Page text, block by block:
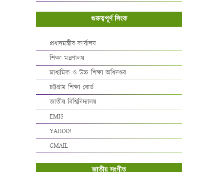
গুরুত্বপূর্ণ লিংক
প্রধানমন্ত্রীর কার্যালয়
শিক্ষা মন্ত্রণালয়
মাধ্যমিক ও উচ্চ শিক্ষা অধিদপ্তর
চট্টগ্রাম শিক্ষা বোর্ড
জাতীয় বিশ্বিবিদ্যালয়
EMIS
YAHOO!
GMAIL
জাতীয় সংগীত